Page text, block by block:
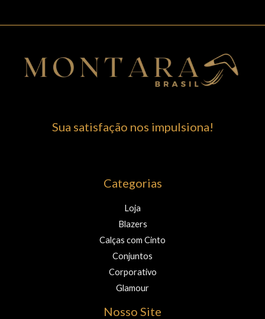
Sua satisfação nos impulsiona!
Categorias
Loja
Blazers
Calças com Cinto
Conjuntos
Corporativo
Glamour
Nosso Site